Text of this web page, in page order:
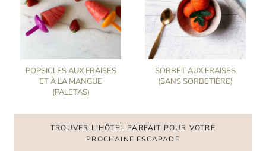
POPSICLES AUX FRAISES
ET À LA MANGUE
(PALETAS)
SORBET AUX FRAISES
(SANS SORBETIÈRE)
TROUVER L'HÔTEL PARFAIT POUR VOTRE
PROCHAINE ESCAPADE